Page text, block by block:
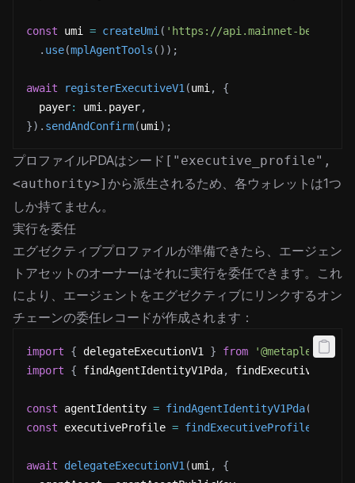
const umi = createUmi ( 'https://api.mainnet-
. use(mplAgentTools ( ) ) ;
await registerExecutiveV1 (umi ,
{
  payer
: umi . payer,
}) . sendAndConfirm(umi ) ;
プロファイルPDAはシード ["executive_profile",
<authority>] から派生されるため、各ウォレットは1つ
しか持てません。
実行を委任
エグゼクティブプロファイルが準備できたら、エージェン
トアセットのオーナーはそれに実行を委任できます。これ
により、エージェントをエグゼクティブにリンクするオン
チェーンの委任レコードが作成されます：
import { delegateExecutionV1 } from
'@metaplex-
import
{ findAgentIdentityV1Pda,
const agentIdentity = findAgentIdentityV1Pda(
const executiveProfile = findExecutiveProfileV1Pda
await delegateExecutionV1 (umi ,
{